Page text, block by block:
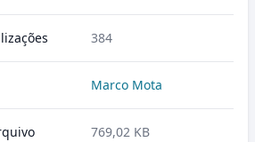
384
Marco Mota
769,02 KB